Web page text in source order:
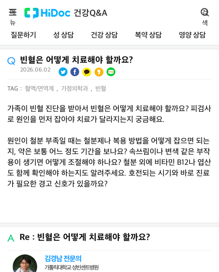
건강Q&A
질문하기 성 상담 건강 상담 복약 상담 영양 상담
메
뉴
검
색
빈혈은 어떻게 치료해야 할까요?
2026.06.02
TAG : 혈액/면역계 , 가정의학과 , 빈혈
가족이 빈혈 진단을 받아서 빈혈은 어떻게 치료해야 할까요? 피검사
로 원인을 먼저 잡아야 치료가 달라지는지 궁금해요.
원인이 철분 부족일 때는 철분제나 복용 방법을 어떻게 잡으면 되는
지, 약은 보통 어느 정도 기간을 보나요? 속쓰림이나 변색 같은 부작
용이 생기면 어떻게 조절해야 하나요? 철분 외에 비타민 B12나 엽산
도 함께 확인해야 하는지도 알려주세요. 호전되는 시기와 바로 진료
가 필요한 경고 신호가 있을까요?
Re : 빈혈은 어떻게 치료해야 할까요?
김경남 전문의
가톨릭대학교 성빈센트병원